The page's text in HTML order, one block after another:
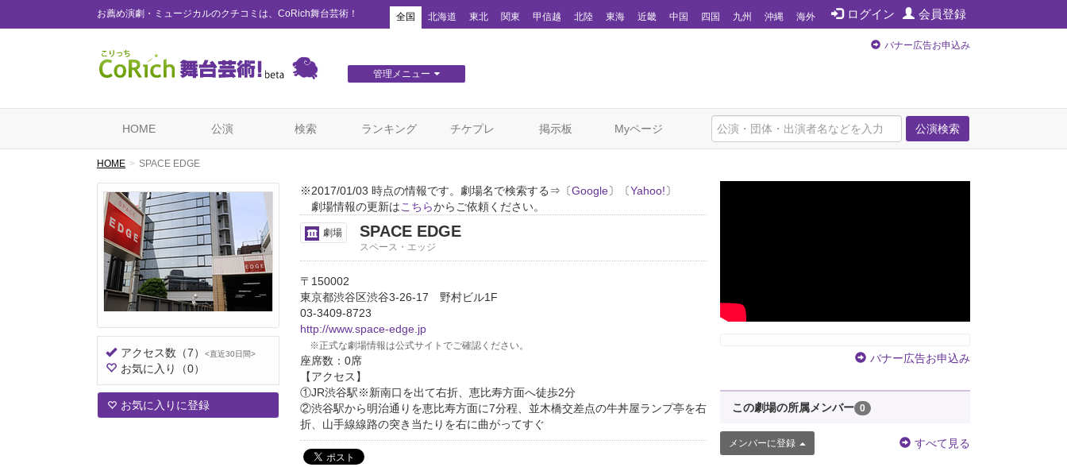
お薦め演劇・ミュージカルのクチコミは、CoRich舞台芸術！ ログイン 会員登録
全国 北海道 東北 関東 甲信越 北陸 東海 近畿 中国 四国 九州 沖縄 海外
管理メニュー
バナー広告お申込み
公演検索
HOME 公演 検索 ランキング チケプレ 掲示板 Myページ
HOME SPACE EDGE
アクセス数 （7） <直近30日間>
お気に入り （0）
お気に入りに登録
※2017/01/03 時点の情報です。劇場名で検索する⇒〔Google〕〔Yahoo!〕
劇場情報の更新はこちらからご依頼ください。
劇場 SPACE EDGE
スペース・エッジ
〒150002
東京都渋谷区渋谷3-26-17 野村ビル1F
03-3409-8723
http://www.space-edge.jp
※正式な劇場情報は公式サイトでご確認ください。
座席数：0席
【アクセス】
①JR渋谷駅※新南口を出て右折、恵比寿方面へ徒歩2分
②渋谷駅から明治通りを恵比寿方面に7分程、並木橋交差点の牛丼屋ランプ亭を右
折、山手線線路の突き当たりを右に曲がってすぐ
バナー広告お申込み
この劇場の所属メンバー 0
メンバーに登録 すべて見る